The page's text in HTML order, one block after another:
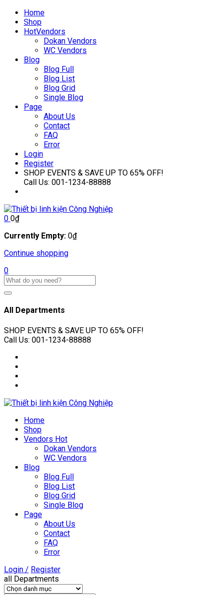
Home
Shop
HotVendors
Dokan Vendors
WC Vendors
Blog
Blog Full
Blog List
Blog Grid
Single Blog
Page
About Us
Contact
FAQ
Error
Login
Register
SHOP EVENTS & SAVE UP TO 65% OFF!
Call Us: 001-1234-88888
0 0₫
Currently Empty: 0₫
Continue shopping
0
All Departments
SHOP EVENTS & SAVE UP TO 65% OFF!
Call Us: 001-1234-88888
Home
Shop
Vendors Hot
Dokan Vendors
WC Vendors
Blog
Blog Full
Blog List
Blog Grid
Single Blog
Page
About Us
Contact
FAQ
Error
Login / Register
all Departments